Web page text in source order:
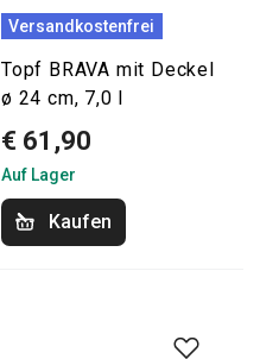
Versandkostenfrei
Topf BRAVA mit Deckel
ø 24 cm, 7,0 l
€ 61,90
Auf Lager
Kaufen